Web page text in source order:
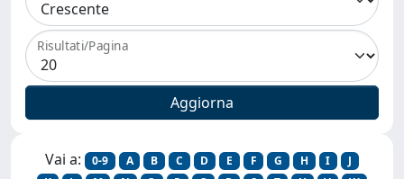
Risultati/Pagina
Vai a: 0-9 A B C D E F G H I
J